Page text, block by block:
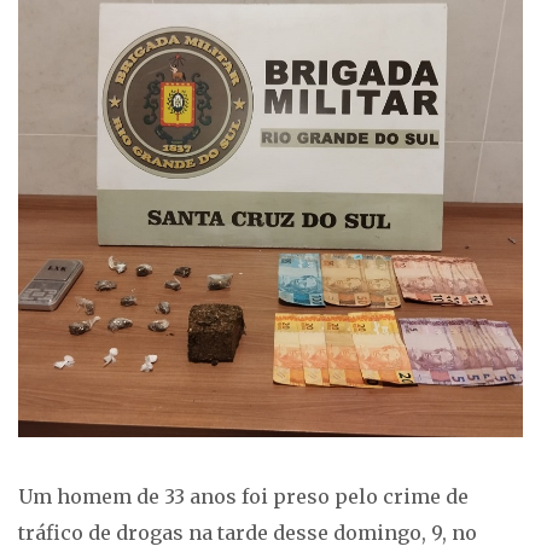
Um homem de 33 anos foi preso pelo crime de
tráfico de drogas na tarde desse domingo, 9, no